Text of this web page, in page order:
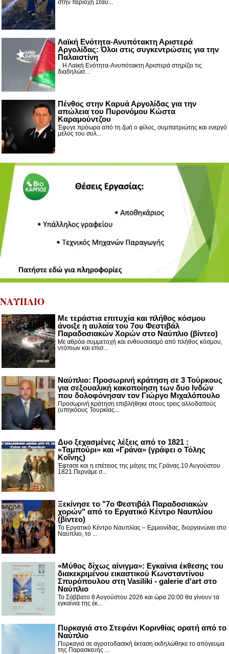
στην περιοχή Σταυ...
Λαϊκή Ενότητα-Ανυπότακτη Αριστερά
Αργολίδας: Όλοι στις συγκεντρώσεις για την
Παλαιστίνη
Η Λαϊκή Ενότητα-Ανυπότακτη Αριστερά στηρίζει τις
διαδηλώσ...
Πένθος στην Καρυά Αργολίδας για την
απώλεια του Πυρονόμου Κώστα
Καραμούντζου
Έφυγε πρόωρα από τη ζωή ο φίλος, συμπατριώτης και ενεργό
μέλος του συλ...
ΝΑΥΠΛΙΟ
Με τεράστια επιτυχία και πλήθος κόσμου
άνοιξε η αυλαία του 7ου Φεστιβάλ
Παραδοσιακών Χορών στο Ναύπλιο (βίντεο)
Με αθρόα συμμετοχή και ενθουσιασμό από πλήθος κόσμου,
ντόπιων και επισ...
Ναύπλιο: Προσωρινή κράτηση σε 3 Τούρκους
για σεξουαλική κακοποίηση των δυο Ινδών
που δολοφόνησαν τον Γιώργο Μιχαλόπουλο
Προσωρινή κράτηση επιβλήθηκε στους τρεις αλλοδαπούς
(υπηκόους Τουρκίας...
Δυο ξεχασμένες λέξεις από το 1821 :
«Ταμπούρι» και «Γράνα» (γράφει ο Τόλης
Κοΐνης)
Έφτασε και η επέτειος της μάχης της Γράνας.10 Αυγούστου
1821.Περνάμε σ...
Ξεκίνησε το "7ο Φεστιβάλ Παραδοσιακών
χορών" από το Εργατικό Κέντρο Ναυπλίου
(βίντεο)
Το Εργατικό Κέντρο Ναυπλίας – Ερμιονίδας, διοργανώνει στο
Ναύπλιο, το ...
«Μύθος δίχως αίνιγμα»: Εγκαίνια έκθεσης του
διακεκριμένου εικαστικού Κωνσταντίνου
Σπυρόπουλου στη Vasiliki - galerie d'art στο
Ναύπλιο
Το Σάββατο 8 Αυγούστου 2026 και ώρα 20:00 θα γίνουν τα
εγκαίνια της έκ...
Πυρκαγιά στο Στεφάνι Κορινθίας ορατή από το
Ναύπλιο
Πυρκαγιά σε αγροτοδασική έκταση εκδηλώθηκε το απόγευμα
της Παρασκευής ...